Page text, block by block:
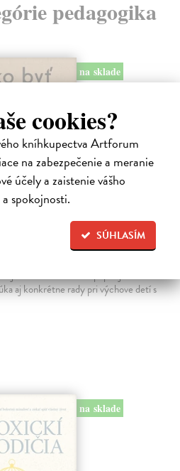
cookies?
kníhkupectva Artforum
na zabezpečenie a meranie
účely a zaistenie vášho
spokojnosti.
SÚHLASÍM
pedagogika
na sklade
s FASD
aj konkrétne rady pri výchove detí s
na sklade